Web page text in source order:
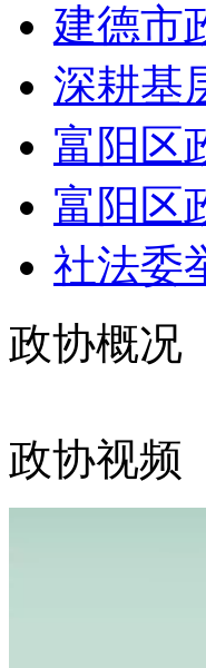
建德市
深耕基
富阳区
富阳区
社法委
政协概况
政协视频